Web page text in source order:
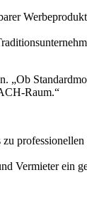
„Ob
Raum.“
zu
Vermieter ein